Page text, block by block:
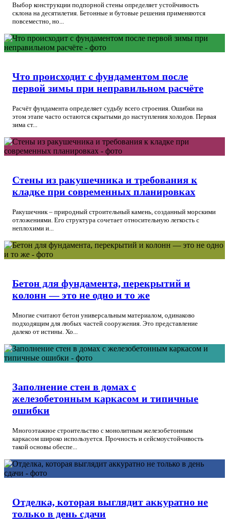
Выбор конструкции подпорной стены определяет устойчивость
склона на десятилетия. Бетонные и бутовые решения применяются
повсеместно, но...
Что происходит с фундаментом после
первой зимы при неправильном расчёте
Расчёт фундамента определяет судьбу всего строения. Ошибки на
этом этапе часто остаются скрытыми до наступления холодов. Первая
зима ст...
Стены из ракушечника и требования к
кладке при современных планировках
Ракушечник – природный строительный камень, созданный морскими
отложениями. Его структура сочетает относительную легкость с
неплохими и...
Бетон для фундамента, перекрытий и
колонн — это не одно и то же
Многие считают бетон универсальным материалом, одинаково
подходящим для любых частей сооружения. Это представление
далеко от истины. Хо...
Заполнение стен в домах с
железобетонным каркасом и типичные
ошибки
Многоэтажное строительство с монолитным железобетонным
каркасом широко используется. Прочность и сейсмоустойчивость
такой основы обеспе...
Отделка, которая выглядит аккуратно не
только в день сдачи